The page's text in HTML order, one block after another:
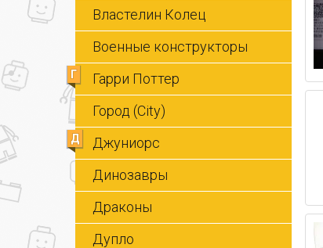
Властелин Колец
Военные конструкторы
Г
Гарри Поттер
Город (City)
Д
Джуниорс
Динозавры
Драконы
Дупло